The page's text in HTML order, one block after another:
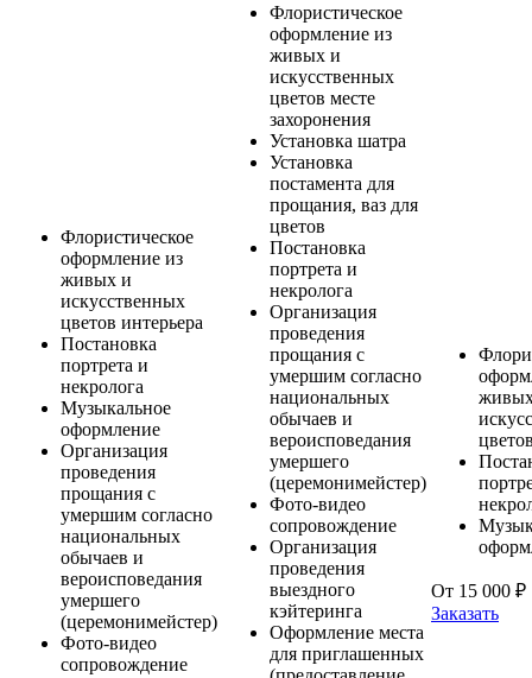
Флористическое
оформление из
живых и
искусственных
цветов интерьера
Постановка
портрета и
некролога
Музыкальное
оформление
Организация
проведения
прощания с
умершим согласно
национальных
обычаев и
вероисповедания
умершего
(церемонимейстер)
Фото-видео
сопровождение
Флористическое
оформление из
живых и
искусственных
цветов месте
захоронения
Установка шатра
Установка
постамента для
прощания, ваз для
цветов
Постановка
портрета и
некролога
Организация
проведения
прощания с
умершим согласно
национальных
обычаев и
вероисповедания
умершего
(церемонимейстер)
Фото-видео
сопровождение
Организация
проведения
выездного
кэйтеринга
Оформление места
для приглашенных
От 15 000 ₽
Заказать